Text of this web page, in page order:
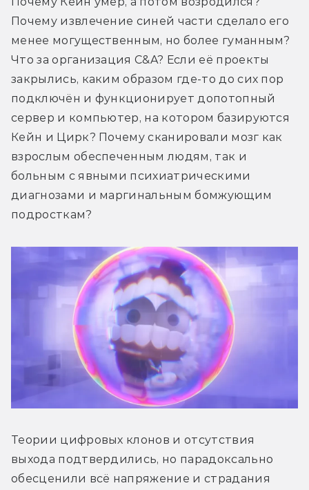
Почему извлечение синей части сделало его
менее могущественным, но более гуманным?
Что за организация C&A? Если её проекты
закрылись, каким образом где-то до сих пор
подключён и функционирует допотопный
сервер и компьютер, на котором базируются
Кейн и Цирк? Почему сканировали мозг как
взрослым обеспеченным людям, так и
больным с явными психиатрическими
диагнозами и маргинальным бомжующим
подросткам?
Теории цифровых клонов и отсутствия
выхода подтвердились, но парадоксально
обесценили всё напряжение и страдания